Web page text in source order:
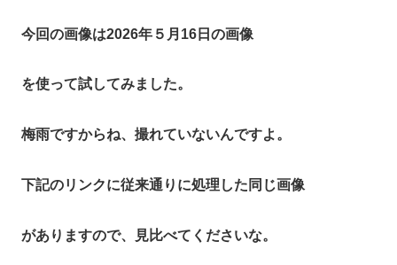
今回の画像は2026年５月16日の画像
を使って試してみました。
梅雨ですからね、撮れていないんですよ。
下記のリンクに従来通りに処理した同じ画像
がありますので、見比べてくださいな。